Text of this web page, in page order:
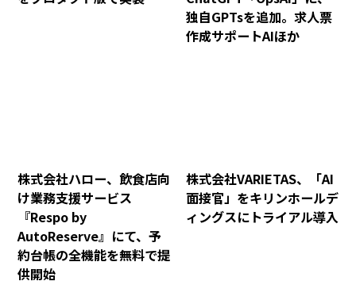
独自GPTsを追加。求人票
作成サポートAIほか
株式会社ハロー、飲食店向
け業務支援サービス
『Respo by
AutoReserve』にて、予
約台帳の全機能を無料で提
供開始
株式会社VARIETAS、「AI
面接官」をキリンホールデ
ィングスにトライアル導入